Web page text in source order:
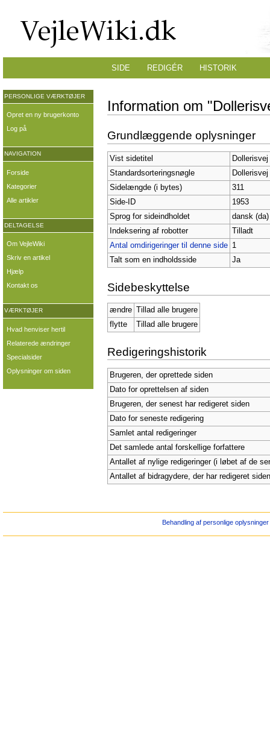
Information om
Grundlæggende oplysninger
Vist sidetitel
Dollerisvej
Standardsorteringsnøgle
Dollerisvej
Sidelængde (i bytes)
311
Side-ID
1953
Sprog for sideindholdet
dansk (da)
Indeksering af robotter
Tilladt
Antal omdirigeringer til denne side
1
Talt som en indholdsside
Ja
Sidebeskyttelse
ændre
Tillad alle brugere
flytte
Tillad alle brugere
Redigeringshistorik
Brugeren, der oprettede siden
Dato for oprettelsen af siden
Brugeren, der senest har redigeret siden
Dato for seneste redigering
Samlet antal redigeringer
Det samlede antal forskellige forfattere
Antallet af nylige redigeringer (i løbet af de
Antallet af bidragydere, der har redigeret
SIDE REDIGÉR HISTORIK
PERSONLIGE VÆRKTØJER
Opret en ny brugerkonto
Log på
NAVIGATION
Forside
Kategorier
Alle artikler
DELTAGELSE
Om VejleWiki
Skriv en artikel
Hjælp
Kontakt os
VÆRKTØJER
Hvad henviser hertil
Relaterede ændringer
Specialsider
Oplysninger om siden
Behandling af personlige oplysninger